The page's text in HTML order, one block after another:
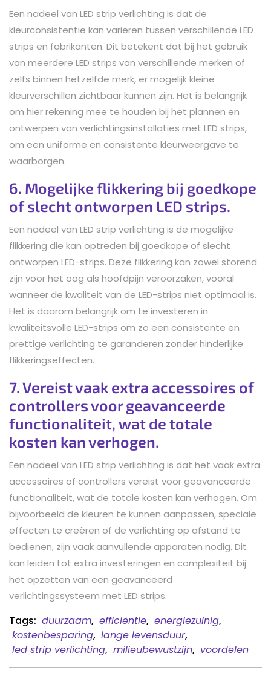
Een nadeel van LED strip verlichting is dat de
kleurconsistentie kan variëren tussen verschillende LED
strips en fabrikanten. Dit betekent dat bij het gebruik
van meerdere LED strips van verschillende merken of
zelfs binnen hetzelfde merk, er mogelijk kleine
kleurverschillen zichtbaar kunnen zijn. Het is belangrijk
om hier rekening mee te houden bij het plannen en
ontwerpen van verlichtingsinstallaties met LED strips,
om een uniforme en consistente kleurweergave te
waarborgen.
6. Mogelijke flikkering bij goedkope
of slecht ontworpen LED strips.
Een nadeel van LED strip verlichting is de mogelijke
flikkering die kan optreden bij goedkope of slecht
ontworpen LED-strips. Deze flikkering kan zowel storend
zijn voor het oog als hoofdpijn veroorzaken, vooral
wanneer de kwaliteit van de LED-strips niet optimaal is.
Het is daarom belangrijk om te investeren in
kwaliteitsvolle LED-strips om zo een consistente en
prettige verlichting te garanderen zonder hinderlijke
flikkeringseffecten.
7. Vereist vaak extra accessoires of
controllers voor geavanceerde
functionaliteit, wat de totale
kosten kan verhogen.
Een nadeel van LED strip verlichting is dat het vaak extra
accessoires of controllers vereist voor geavanceerde
functionaliteit, wat de totale kosten kan verhogen. Om
bijvoorbeeld de kleuren te kunnen aanpassen, speciale
effecten te creëren of de verlichting op afstand te
bedienen, zijn vaak aanvullende apparaten nodig. Dit
kan leiden tot extra investeringen en complexiteit bij
het opzetten van een geavanceerd
verlichtingssysteem met LED strips.
Tags: duurzaam, efficiëntie, energiezuinig,
kostenbesparing, lange levensduur,
led strip verlichting, milieubewustzijn, voordelen